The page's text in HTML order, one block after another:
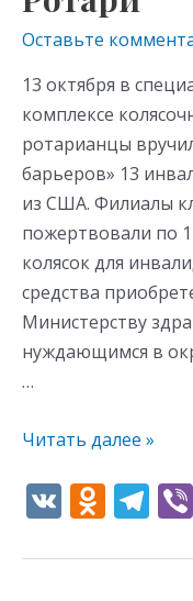
ni
ki
Оставьте
13 октября в
комплексе
ротарианцы
барьеров» 13
из США. Филиалы
пожертвовали по
колясок для
средства
Министерству
нуждающимся в
…
Ротари
Читать далее »
V O
n
T
e